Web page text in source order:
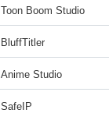
Toon Boom Studio
BluffTitler
Anime Studio
SafeIP